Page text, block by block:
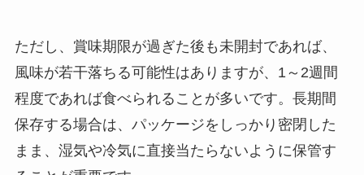
ただし、賞味期限が過ぎた後も未開封であれば、
風味が若干落ちる可能性はありますが、1～2週間
程度であれば食べられることが多いです。長期間
保存する場合は、パッケージをしっかり密閉した
まま、湿気や冷気に直接当たらないように保管す